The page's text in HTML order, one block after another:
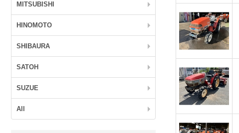
MITSUBISHI
HINOMOTO
SHIBAURA
SATOH
SUZUE
All